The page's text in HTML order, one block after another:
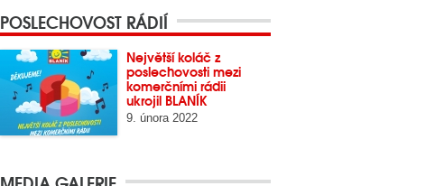
POSLECHOVOST RÁDIÍ
Největší koláč z
poslechovosti mezi
komerčními rádii
ukrojil BLANÍK
9. února 2022